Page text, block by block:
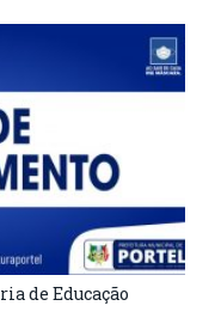
de Educação